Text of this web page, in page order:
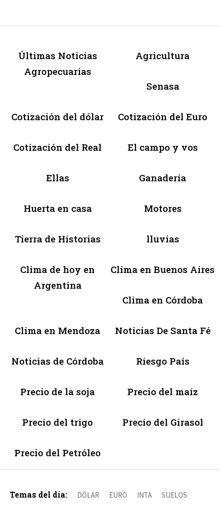
Últimas Noticias
Agropecuarias
Agricultura
Senasa
Cotización del dólar Cotización del Euro
Cotización del Real El campo y vos
Ellas Ganadería
Huerta en casa Motores
Tierra de Historias lluvias
Clima de hoy en
Argentina
Clima en Buenos Aires
Clima en Córdoba
Clima en Mendoza Noticias De Santa Fé
Noticias de Córdoba Riesgo País
Precio de la soja Precio del maíz
Precio del trigo Precio del Girasol
Precio del Petróleo
Temas del día: DÓLAR EURO INTA SUELOS